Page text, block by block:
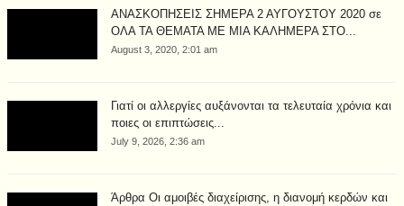
ΑΝΑΣΚΟΠΗΣΕΙΣ ΣΗΜΕΡΑ 2 ΑΥΓΟΥΣΤΟΥ 2020 σε
ΟΛΑ ΤΑ ΘΕΜΑΤΑ ΜΕ ΜΙΑ ΚΑΛΗΜΕΡΑ ΣΤΟ...
August 3, 2020, 2:01 am
Γιατί οι αλλεργίες αυξάνονται τα τελευταία χρόνια και
ποιες οι επιπτώσεις...
July 9, 2026, 2:36 am
Άρθρα Οι αμοιβές διαχείρισης, η διανομή κερδών και